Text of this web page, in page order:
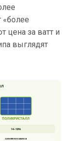
«более
цена за ватт и
выглядят
ПОЛИКРИСТАЛЛ
14–18%
синяя мозаика